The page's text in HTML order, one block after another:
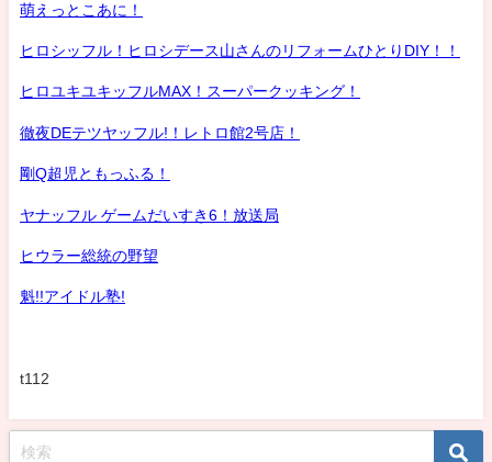
萌えっとこあに！
ヒロシッフル！ヒロシデース山さんのリフォームひとりDIY！！
ヒロユキユキッフルMAX！スーパークッキング！
徹夜DEテツヤッフル!！レトロ館2号店！
剛Q超児ともっふる！
ヤナッフル ゲームだいすき6！放送局
ヒウラー総統の野望
魁!!アイドル塾!
t112